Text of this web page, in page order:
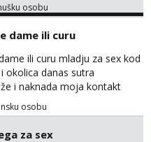
me tamo, cekam te!
osobu
dame ili curu
ili curu mladju za sex kod
okolica danas sutra
i naknada moja kontakt
poziv prednosti imaju starije
osobu
za sex